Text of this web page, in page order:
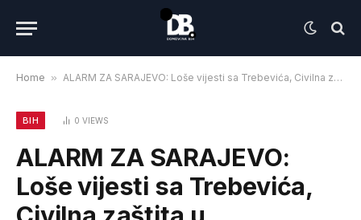
Home » ALARM ZA SARAJEVO: Loše vijesti sa Trebevića, Civilna zaštita u pripravnavnosti
BIH 0 VIEWS
ALARM ZA SARAJEVO:
Loše vijesti sa Trebevića,